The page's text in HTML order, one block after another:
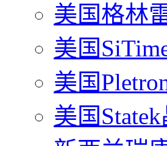
美国格林
美国
美国
美国